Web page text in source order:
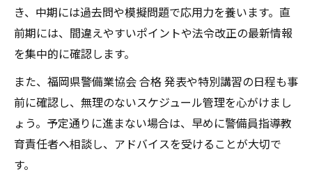
き、中期には過去問や模擬問題で応用力を養います。直
前期には、間違えやすいポイントや法令改正の最新情報
を集中的に確認します。
また、福岡県警備業協会 合格 発表や特別講習の日程も事
前に確認し、無理のないスケジュール管理を心がけまし
ょう。予定通りに進まない場合は、早めに警備員指導教
育責任者へ相談し、アドバイスを受けることが大切で
す。